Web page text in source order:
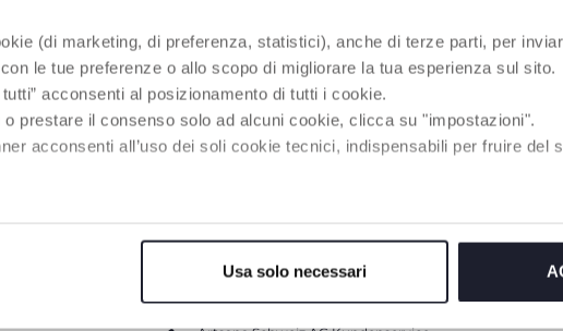
(di marketing, di preferenza, statistici), anche di terze parti, per
le tue preferenze o allo scopo di migliorare la tua esperienza sul sito.
acconsenti al posizionamento di tutti i cookie.
o prestare il consenso solo ad alcuni cookie, clicca su "impostazioni".
acconsenti all’uso dei soli cookie tecnici, indispensabili per fruire del
Usa solo necessari
Baby Monitor Video Baby Monitor